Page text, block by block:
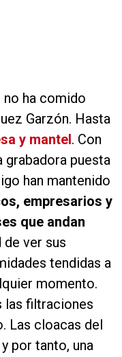
ha comido
Garzón. Hasta
y mantel. Con
grabadora puesta
han mantenido
empresarios y
que andan
ver sus
tendidas a
momento.
las filtraciones
Las cloacas del
por tanto, una